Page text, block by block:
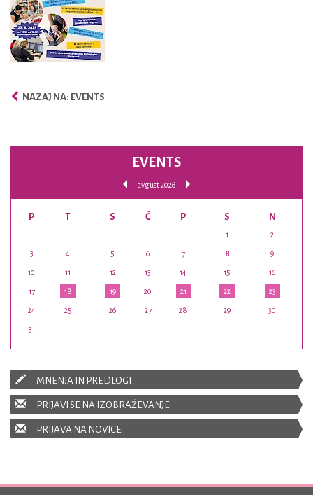
NAZAJ NA: EVENTS
EVENTS
avgust 2026
P T S Č P S N
1 2
3 4 5 6 7 8 9
10 11 12 13 14 15 16
17 18 19 20 21 22 23
24 25 26 27 28 29 30
31
MNENJA IN PREDLOGI
PRIJAVI SE NA IZOBRAŽEVANJE
PRIJAVA NA NOVICE